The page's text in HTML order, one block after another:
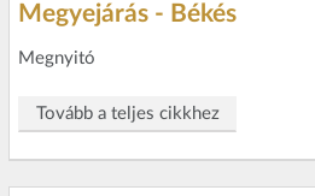
Megyejárás - Békés
Megnyitó
Tovább a teljes cikkhez